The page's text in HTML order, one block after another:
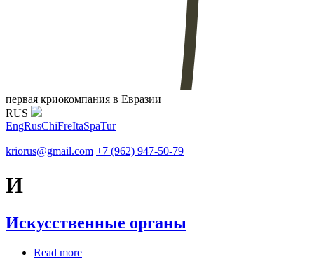
первая криокомпания в Евразии
RUS
EngRusChiFreItaSpaTur
kriorus@gmail.com +7 (962) 947-50-79
И
Искусственные органы
Read more